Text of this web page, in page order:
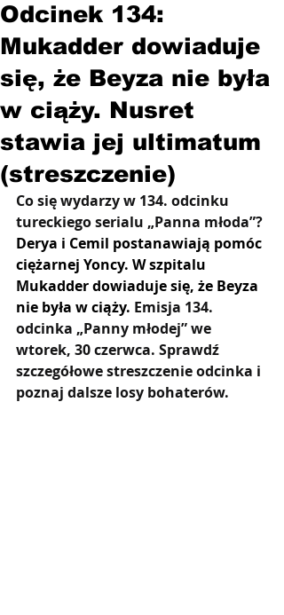
Odcinek 134:
Mukadder dowiaduje
się, że Beyza nie była
w ciąży. Nusret
stawia jej ultimatum
(streszczenie)
Co się wydarzy w 134. odcinku
tureckiego serialu „Panna młoda”?
Derya i Cemil postanawiają pomóc
ciężarnej Yoncy. W szpitalu
Mukadder dowiaduje się, że Beyza
nie była w ciąży. Emisja 134.
odcinka „Panny młodej” we
wtorek, 30 czerwca. Sprawdź
szczegółowe streszczenie odcinka i
poznaj dalsze losy bohaterów.